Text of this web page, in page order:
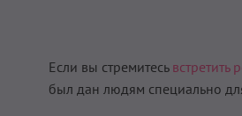
Если вы стремитесьвстретить
был дан людям специально